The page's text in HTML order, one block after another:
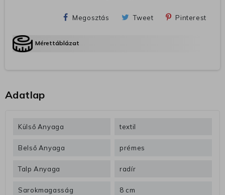
Megosztás Tweet Pinterest
Mérettáblázat
Adatlap
Külső Anyaga textil
Belső Anyaga prémes
Talp Anyaga radír
Sarokmagasság 8 cm